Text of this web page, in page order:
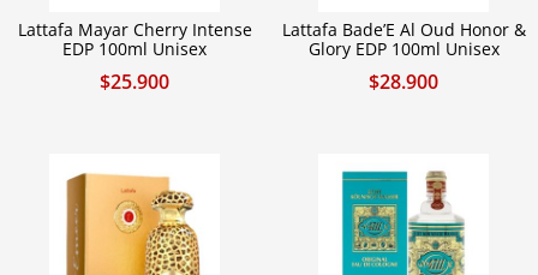
Lattafa Mayar Cherry Intense
EDP 100ml Unisex
$25.900
Lattafa Bade’E Al Oud Honor &
Glory EDP 100ml Unisex
$28.900